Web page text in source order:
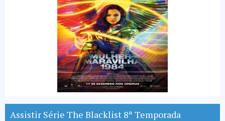
Assistir Série The Blacklist 8ª Temporada